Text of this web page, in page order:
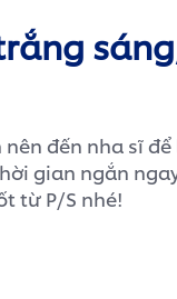
đến nha sĩ
gian ngắn
từ P/S nhé!